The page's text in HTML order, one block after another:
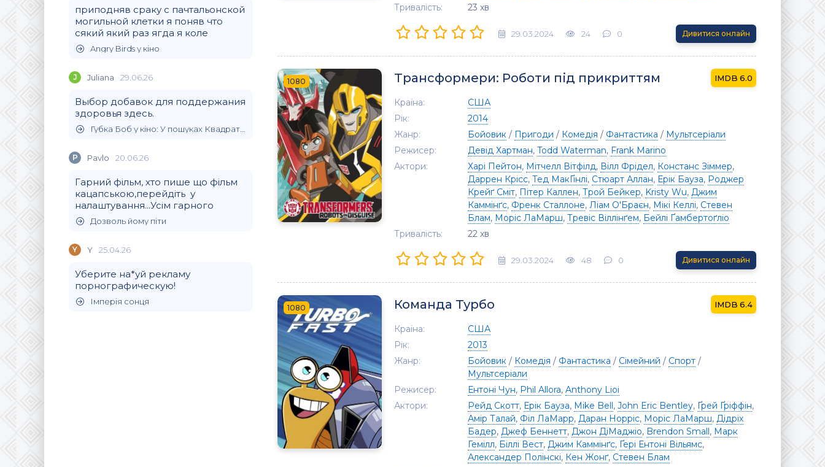
приподняв сраку с пачтальонской
могильной клетки я поняв что
сякий який раз ягда я коле
Angry Birds у кіно
J Juliana 29.06.26
Выбор добавок для поддержания
здоровья здесь.
Губка Боб у кіно: У пошуках Квадратних Штанів
P Pavlo 20.06.26
Гарний фільм, хто пише що фільм
кацапською,перейдіть у
налаштування...Усім гарного
Дозволь йому піти
Y Y 25.04.26
Уберите на*уй рекламу
порнографическую!
Імперія сонця
Тривалість:
23 хв
29.03.2024 24 0 Дивитися онлайн
1080 Трансформери: Роботи під прикриттям 6.0
Країна:
США
Рік:
2014
Жанр:
Бойовик / Пригоди / Комедія / Фантастика / Мультсеріали
Режисер:
Девід Хартман, Todd Waterman, Frank Marino
Актори:
Харі Пейтон, Мітчелл Вітфілд, Вілл Фрідел, Констанс Зіммер,
Даррен Крісс, Тед МакҐінлі, Стюарт Аллан, Ерік Бауза, Роджер
Крейґ Сміт, Пітер Каллен, Трой Бейкер, Kristy Wu, Джим
Каммінґс, Френк Сталлоне, Ліам О'Браєн, Мікі Келлі, Стевен
Блам, Моріс ЛаМарш, Тревіс Віллінґем, Бейлі Ґамбертоґліо
Тривалість:
22 хв
29.03.2024 48 0 Дивитися онлайн
1080 Команда Турбо 6.4
Країна:
США
Рік:
2013
Жанр:
Бойовик / Комедія / Фантастика / Сімейний / Спорт /
Мультсеріали
Режисер:
Ентоні Чун, Phil Allora, Anthony Lioi
Актори:
Рейд Скотт, Ерік Бауза, Mike Bell, John Eric Bentley, Ґрей Ґріффін,
Амір Талай, Філ ЛаМарр, Даран Норріс, Моріс ЛаМарш, Дідріх
Бадер, Джеф Беннетт, Джон ДіМаджіо, Brendon Small, Марк
Гемілл, Біллі Вест, Джим Каммінґс, Ґері Ентоні Вільямс,
Александер Полінскі, Кен Жонґ, Стевен Блам